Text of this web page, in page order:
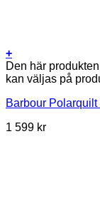
+
Den här
kan väljas på
Barbour
1 599 kr